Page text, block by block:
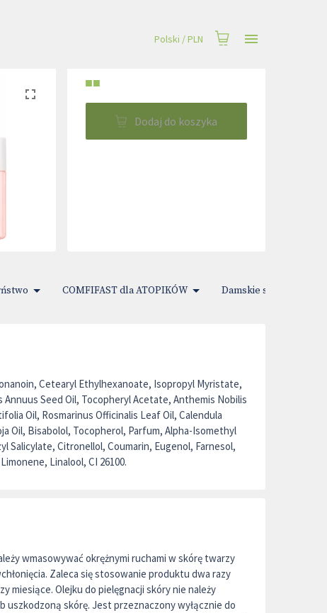
Polski /PLN
■■
Dodaj do koszyka
COMFIFAST dla ATOPIKÓW Damskie sprawy
Cetearyl Ethylhexanoate, Isopropyl Myristate,
Seed Oil, Tocopheryl Acetate, Anthemis Nobilis
Oil, Rosmarinus Officinalis Leaf Oil, Calendula
Oil, Bisabolol, Tocopherol, Parfum, Alpha-Isomethyl
Salicylate, Citronellol, Coumarin, Eugenol, Farnesol,
Linalool, CI 26100.
wmasowywać okrężnymi ruchami w skórę twarzy
Zaleca się stosowanie produktu dwa razy
miesiące. Olejku do pielęgnacji skóry nie należy
uszkodzoną skórę. Jest przeznaczony wyłącznie do